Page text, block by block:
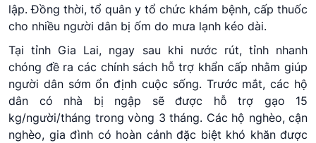
lập. Đồng thời, tổ quân y tổ chức khám bệnh, cấp thuốc
cho nhiều người dân bị ốm do mưa lạnh kéo dài.
Tại tỉnh Gia Lai, ngay sau khi nước rút, tỉnh nhanh
chóng đề ra các chính sách hỗ trợ khẩn cấp nhằm giúp
người dân sớm ổn định cuộc sống. Trước mắt, các hộ
dân có nhà bị ngập sẽ được hỗ trợ gạo 15
kg/người/tháng trong vòng 3 tháng. Các hộ nghèo, cận
nghèo, gia đình có hoàn cảnh đặc biệt khó khăn được